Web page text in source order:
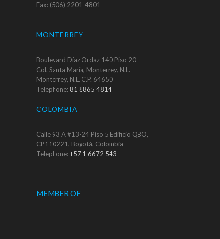
Fax: (506) 2201-4801
MONTERREY
Boulevard Díaz Ordaz 140 Piso 20
Col. Santa María, Monterrey, N.L.
Monterrey, N.L. C.P. 64650
Telephone:81 8865 4814
COLOMBIA
Calle 93 A #13-24 Piso 5 Edificio QBO,
CP110221, Bogotá, Colombia
Telephone:+57 1 6672 543
MEMBER OF